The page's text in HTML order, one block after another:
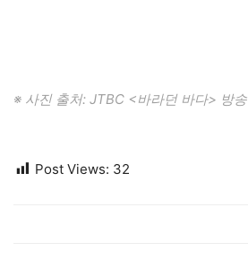
※ 사진 출처: JTBC <바라던 바다> 방송
Post Views: 32